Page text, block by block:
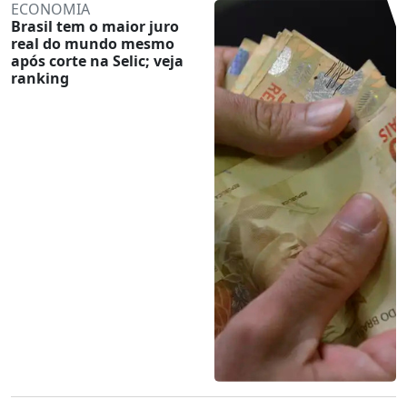
ECONOMIA
Brasil tem o maior juro
real do mundo mesmo
após corte na Selic; veja
ranking